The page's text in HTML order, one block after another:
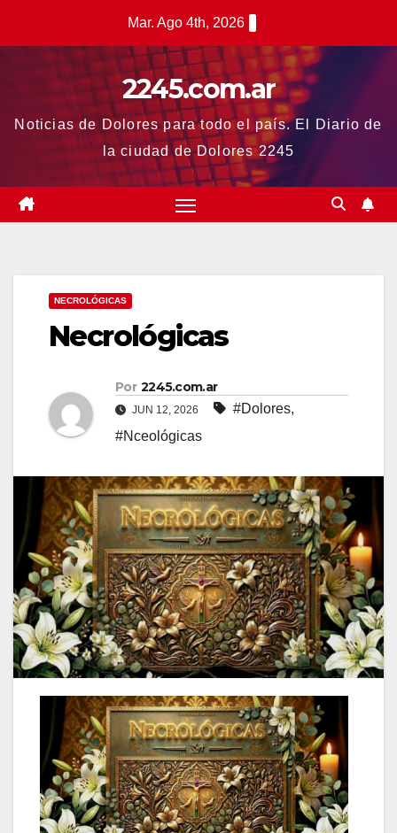
Mar. Ago 4th, 2026
2245.com.ar
Noticias de Dolores para todo el país. El Diario de
la ciudad de Dolores 2245
NECROLÓGICAS
Necrológicas
Por 2245.com.ar
JUN 12, 2026 #Dolores,
#Nceológicas